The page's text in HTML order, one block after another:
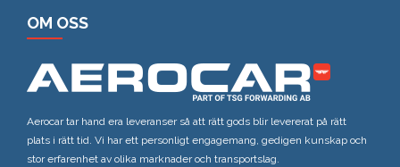
OM OSS
Aerocar tar hand era leveranser så att rätt gods blir levererat på rätt
plats i rätt tid. Vi har ett personligt engagemang, gedigen kunskap och
stor erfarenhet av olika marknader och transportslag.